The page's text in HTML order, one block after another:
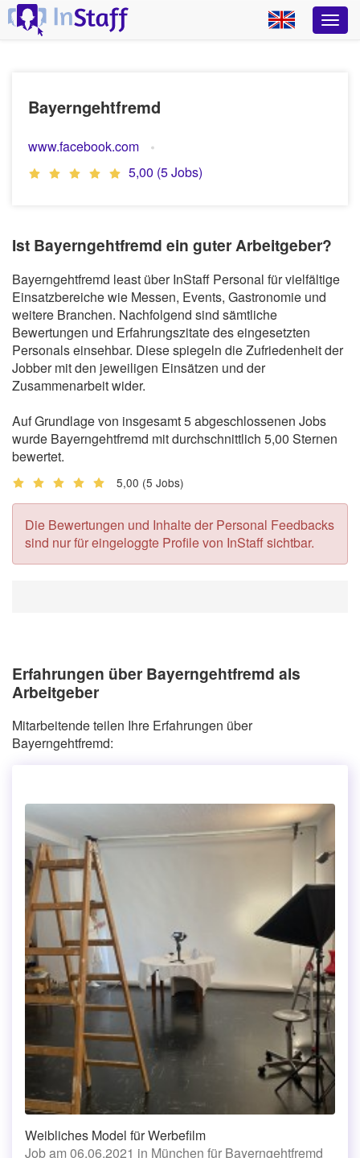
Bayerngehtfremd
www.facebook.com
5,00 (5 Jobs)
Ist Bayerngehtfremd ein guter Arbeitgeber?
Bayerngehtfremd least über InStaff Personal für vielfältige
Einsatzbereiche wie Messen, Events, Gastronomie und
weitere Branchen. Nachfolgend sind sämtliche
Bewertungen und Erfahrungszitate des eingesetzten
Personals einsehbar. Diese spiegeln die Zufriedenheit der
Jobber mit den jeweiligen Einsätzen und der
Zusammenarbeit wider.
Auf Grundlage von insgesamt 5 abgeschlossenen Jobs
wurde Bayerngehtfremd mit durchschnittlich 5,00 Sternen
bewertet.
5,00 (5 Jobs)
Die Bewertungen und Inhalte der Personal Feedbacks
sind nur für eingeloggte Profile von InStaff sichtbar.
Erfahrungen über Bayerngehtfremd als
Arbeitgeber
Mitarbeitende teilen Ihre Erfahrungen über
Bayerngehtfremd:
Weibliches Model für Werbefilm
Job am 06.06.2021 in München für Bayerngehtfremd